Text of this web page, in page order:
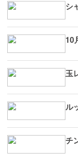
シ
10
玉
ル
チ